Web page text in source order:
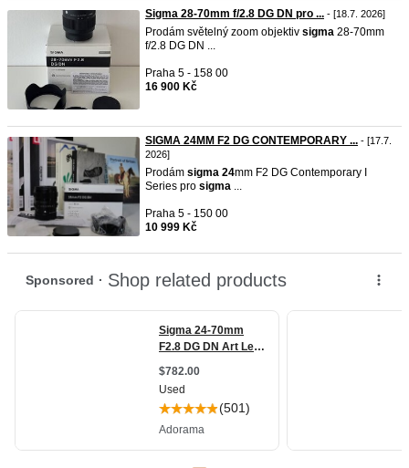
Sigma 28-70mm f/2.8 DG DN pro ... - [18.7. 2026]
Prodám světelný zoom objektiv sigma 28-70mm
f/2.8 DG DN ...
Praha 5 - 158 00
16 900 Kč
SIGMA 24MM F2 DG CONTEMPORARY ... - [17.7.
2026]
Prodám sigma 24mm F2 DG Contemporary I
Series pro sigma ...
Praha 5 - 150 00
10 999 Kč